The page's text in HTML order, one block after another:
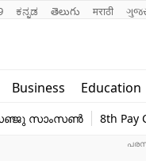
ಕನ್ನಡ తెలుగు मराठी
Business Education
world
സാംസൺ 8th Pay